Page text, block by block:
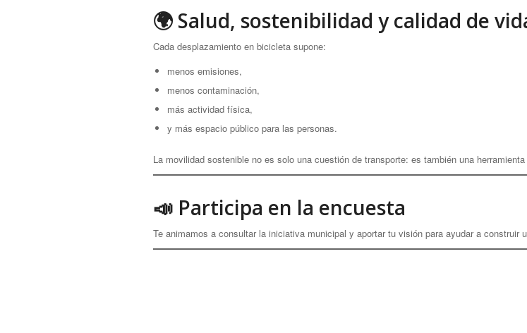
🌍 Salud, sostenibilidad y calidad de
Cada desplazamiento en bicicleta supone:
menos emisiones,
menos contaminación,
más actividad física,
y más espacio público para las personas.
La movilidad sostenible no es solo una cuestión de transporte: es también una
📣 Participa en la encuesta
Te animamos a consultar la iniciativa municipal y aportar tu visión para ayudar a construir